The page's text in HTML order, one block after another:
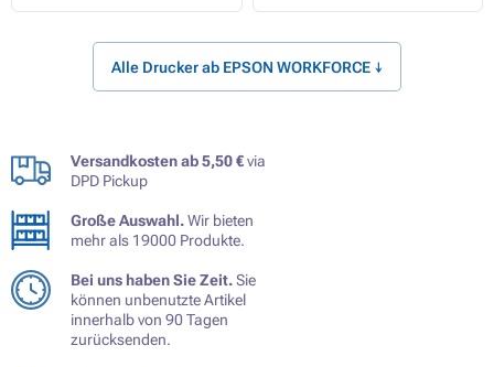
Alle Drucker ab EPSON WORKFORCE ↓
Versandkosten ab 5,50 €via
DPD Pickup
Große Auswahl.Wir bieten
mehr als 19000 Produkte.
Bei uns haben Sie Zeit.Sie
können unbenutzte Artikel
innerhalb von 90 Tagen
zurücksenden.